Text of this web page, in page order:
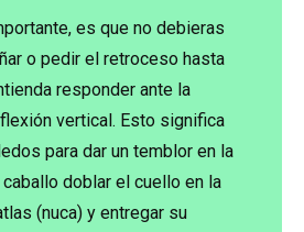
es que no debieras
o pedir el retroceso hasta
responder ante la
vertical. Esto significa
para dar un temblor en la
doblar el cuello en la
(nuca) y entregar su